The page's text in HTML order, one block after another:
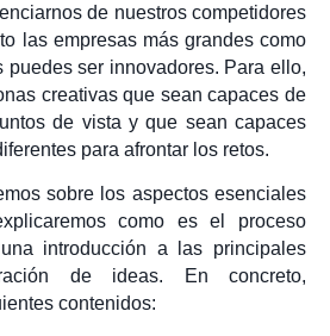
de nuestros competidores
las empresas más grandes como
puedes ser innovadores. Para ello,
creativas que sean capaces de
de vista y que sean capaces
para afrontar los retos.
sobre los aspectos esenciales
como es el proceso
introducción a las principales
de ideas. En concreto,
contenidos: